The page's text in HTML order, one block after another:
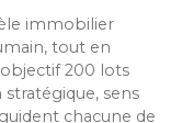
immobilier
tout en
200 lots
stratégique, sens
chacune de